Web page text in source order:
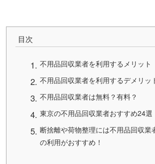
目次
不用品回収業者を利用するメリット
不用品回収業者を利用するデメリッ
不用品回収業者は無料？有料？
東京の不用品回収業者おすすめ24選
断捨離や荷物整理には不用品回収業
の利用がおすすめ！